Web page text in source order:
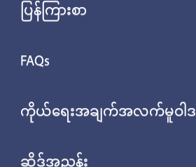
ပြန်ကြားစာ
FAQs
ကိုယ်ရေးအချက်အလက်မူဝါဒ
ဆိုဒ်အညွှန်း